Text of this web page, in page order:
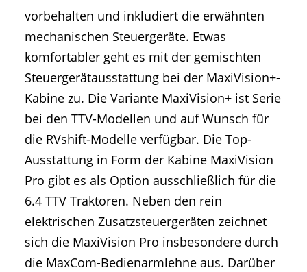
vorbehalten und inkludiert die erwähnten
mechanischen Steuergeräte. Etwas
komfortabler geht es mit der gemischten
Steuergerätausstattung bei der MaxiVision+-
Kabine zu. Die Variante MaxiVision+ ist Serie
bei den TTV-Modellen und auf Wunsch für
die RVshift-Modelle verfügbar. Die Top-
Ausstattung in Form der Kabine MaxiVision
Pro gibt es als Option ausschließlich für die
6.4 TTV Traktoren. Neben den rein
elektrischen Zusatzsteuergeräten zeichnet
sich die MaxiVision Pro insbesondere durch
die MaxCom-Bedienarmlehne aus. Darüber